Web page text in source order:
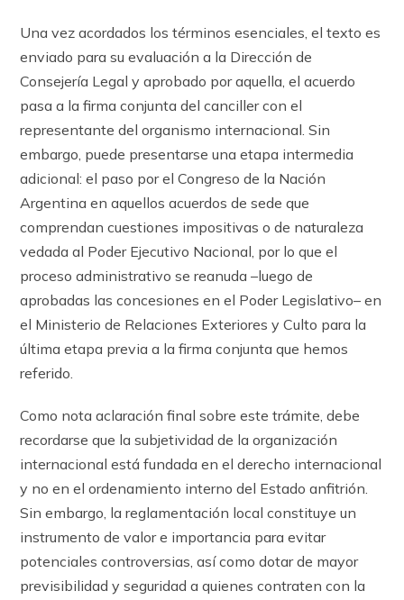
Una vez acordados los términos esenciales, el texto es
enviado para su evaluación a la Dirección de
Consejería Legal y aprobado por aquella, el acuerdo
pasa a la firma con­junta del canciller con el
representante del organismo internacional. Sin
embargo, puede presentarse una etapa intermedia
adicional: el paso por el Congreso de la Nación
Argentina en aquellos acuerdos de sede que
comprendan cuestiones impositivas o de naturaleza
vedada al Poder Ejecutivo Nacional, por lo que el
proceso administrativo se reanuda –luego de
aprobadas las concesiones en el Poder Legislativo– en
el Ministerio de Relaciones Exteriores y Culto para la
última etapa previa a la firma conjunta que hemos
referido.
Como nota aclaración final sobre este trámite, debe
recordarse que la subjetividad de la organización
internacional está fundada en el derecho internacional
y no en el ordenamiento interno del Estado anfitrión.
Sin embargo, la reglamentación local constituye un
instrumento de valor e importancia para evitar
potenciales controversias, así como dotar de mayor
previsibilidad y seguridad a quienes contraten con la